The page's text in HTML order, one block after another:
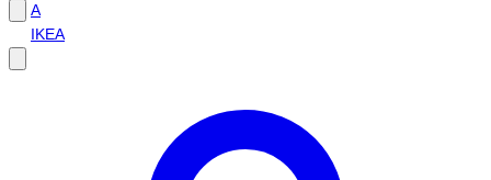
A
IKEA